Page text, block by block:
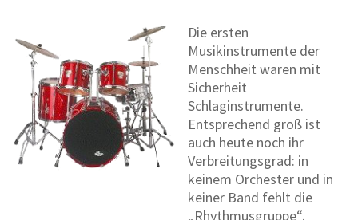
Die ersten
Musikinstrumente der
Menschheit waren mit
Sicherheit
Schlaginstrumente.
Entsprechend groß ist
auch heute noch ihr
Verbreitungsgrad: in
keinem Orchester und in
keiner Band fehlt die
„Rhythmusgruppe“.